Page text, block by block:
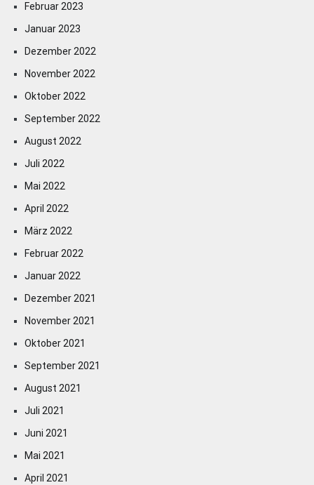
Februar 2023
Januar 2023
Dezember 2022
November 2022
Oktober 2022
September 2022
August 2022
Juli 2022
Mai 2022
April 2022
März 2022
Februar 2022
Januar 2022
Dezember 2021
November 2021
Oktober 2021
September 2021
August 2021
Juli 2021
Juni 2021
Mai 2021
April 2021